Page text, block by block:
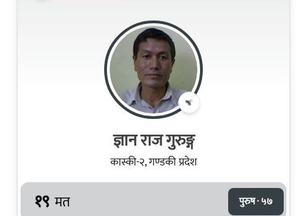
ज्ञान राज गुरुङ्ग
कास्की-२, गण्डकी प्रदेश
१९ मत पुरुष · ५७